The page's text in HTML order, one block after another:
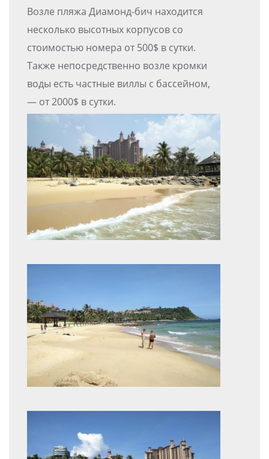
Возле пляжа Диамонд-бич находится
несколько высотных корпусов со
стоимостью номера от 500$ в сутки.
Также непосредственно возле кромки
воды есть частные виллы с бассейном,
— от 2000$ в сутки.